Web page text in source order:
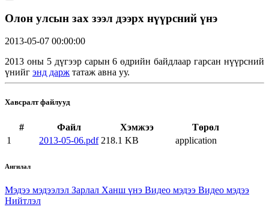
Олон улсын зах зээл дээрх нүүрсний үнэ
2013-05-07 00:00:00
2013 оны 5 дүгээр сарын 6 өдрийн байдлаар гарсан нүүрсний
үнийг энд дарж татаж авна уу.
Хавсралт файлууд
# Файл Хэмжээ
Төрөл
1
2013-05-06.pdf 218.1 KB application
Ангилал
Мэдээ мэдээлэл Зарлал Ханш үнэ Видео мэдээ Видео мэдээ
Нийтлэл